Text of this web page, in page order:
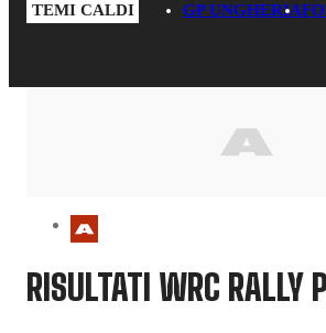
TEMI CALDI GP UNGHERIA
RISULTATI WRC RALLY